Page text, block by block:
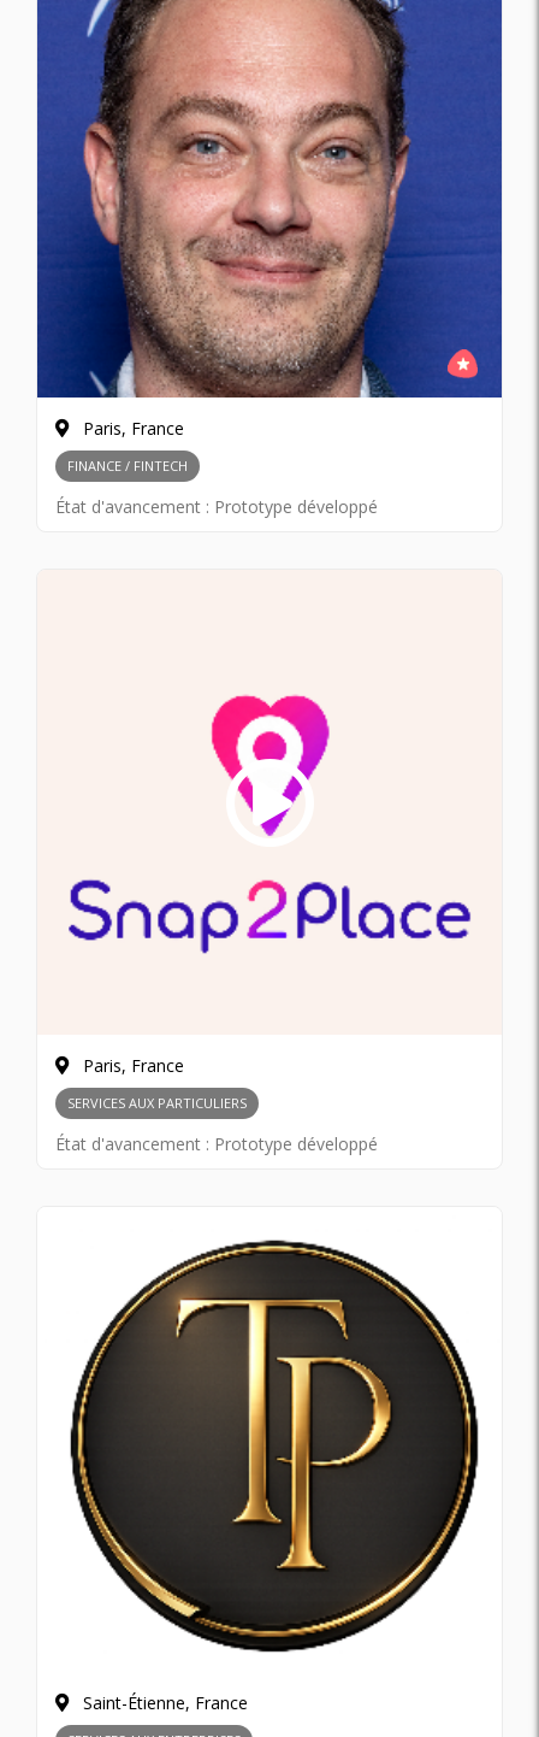
Paris, France
FINANCE / FINTECH
État d'avancement : Prototype développé
Paris, France
SERVICES AUX PARTICULIERS
État d'avancement : Prototype développé
Saint-Étienne, France